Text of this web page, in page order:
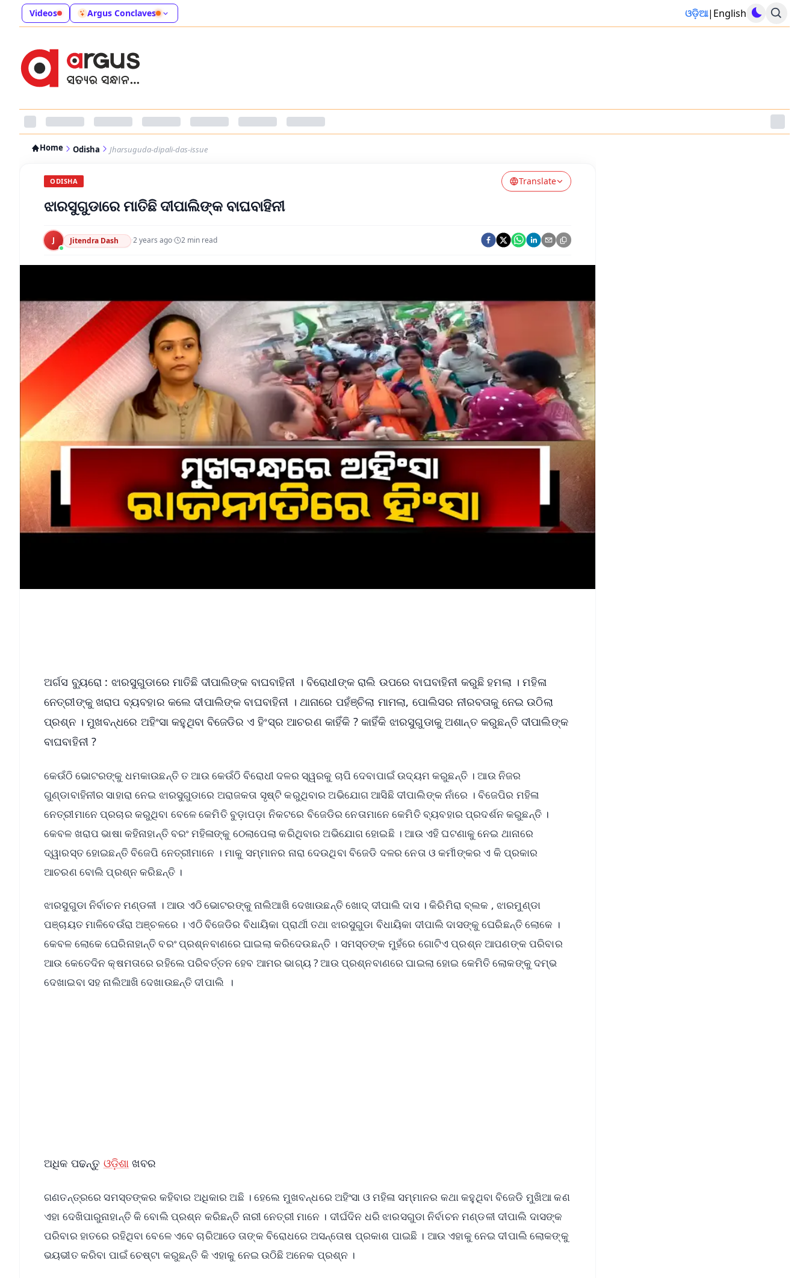
Videos Argus Conclaves ଓଡ଼ିଆ| English
Home Odisha Jharsuguda-dipali-das-issue
ODISHA Translate
ଝାରସୁଗୁଡାରେ ମାତିଛି ଦୀପାଲିଙ୍କ ବାଘବାହିନୀ
J Jitendra Dash ·2 years ago· 2 min read
ଅର୍ଗସ ବ୍ୟୁରୋ : ଝାରସୁଗୁଡାରେ ମାତିଛି ଦୀପାଲିଙ୍କ ବାଘବାହିନୀ । ବିରୋଧୀଙ୍କ ରାଲି ଉପରେ ବାଘବାହିନୀ କରୁଛି ହମଲା । ମହିଳା
ନେତ୍ରୀଙ୍କୁ ଖରାପ ବ୍ୟବହାର କଲେ ଦୀପାଲିଙ୍କ ବାଘବାହିନୀ । ଥାନାରେ ପହଁଞ୍ଚିଲା ମାମଲା, ପୋଲିସର ନୀରବତାକୁ ନେଇ ଉଠିଲା
ପ୍ରଶ୍ନ । ମୁଖବନ୍ଧରେ ଅହିଂସା କହୁଥିବା ବିଜେଡିର ଏ ହିଂସ୍ର ଆଚରଣ କାହିଁକି ? କାହିଁକି ଝାରସୁଗୁଡାକୁ ଅଶାନ୍ତ କରୁଛନ୍ତି ଦୀପାଲିଙ୍କ
ବାଘବାହିନୀ ?
କେଉଁଠି ଭୋଟରଙ୍କୁ ଧମକାଉଛନ୍ତି ତ ଆଉ କେଉଁଠି ବିରୋଧୀ ଦଳର ସ୍ୱରକୁ ଚାପି ଦେବାପାଇଁ ଉଦ୍ୟମ କରୁଛନ୍ତି । ଆଉ ନିଜର
ଗୁଣ୍ଡାବାହିନୀର ସାହାରା ନେଇ ଝାରସୁଗୁଡାରେ ଅରାଜକତା ସୃଷ୍ଟି କରୁଥିବାର ଅଭିଯୋଗ ଆସିଛି ଦୀପାଲିଙ୍କ ନାଁରେ । ବିଜେପିର ମହିଳା
ନେତ୍ରୀମାନେ ପ୍ରଚାର କରୁଥିବା ବେଳେ କେମିତି ବୁଡ଼ାପଡ଼ା ନିକଟରେ ବିଜେଡିର ନେତାମାନେ କେମିତି ବ୍ୟବହାର ପ୍ରଦର୍ଶନ କରୁଛନ୍ତି ।
କେବଳ ଖରାପ ଭାଷା କହିନାହାନ୍ତି ବରଂ ମହିଳାଙ୍କୁ ଠେଲାପେଲା କରିଥିବାର ଅଭିଯୋଗ ହୋଇଛି । ଆଉ ଏହି ଘଟଣାକୁ ନେଇ ଥାନାରେ
ଦ୍ୱାରସ୍ତ ହୋଇଛନ୍ତି ବିଜେପି ନେତ୍ରୀମାନେ । ମାକୁ ସମ୍ମାନର ନାରା ଦେଉଥିବା ବିଜେଡି ଦଳର ନେତା ଓ କର୍ମୀଙ୍କର ଏ କି ପ୍ରକାର
ଆଚରଣ ବୋଲି ପ୍ରଶ୍ନ କରିଛନ୍ତି ।
ଝାରସୁଗୁଡା ନିର୍ବାଚନ ମଣ୍ଡଳୀ । ଆଉ ଏଠି ଭୋଟରଙ୍କୁ ନାଲିଆଖି ଦେଖାଉଛନ୍ତି ଖୋଦ୍ ଦୀପାଲି ଦାସ । କିରିମିରା ବ୍ଲକ , ଝାରମୁଣ୍ଡା
ପଞ୍ଚାୟତ ମାଳିବେଉଁରା ଅଞ୍ଚଳରେ । ଏଠି ବିଜେଡିର ବିଧାୟିକା ପ୍ରାର୍ଥୀ ତଥା ଝାରସୁଗୁଡା ବିଧାୟିକା ଦୀପାଲି ଦାସଙ୍କୁ ଘେରିଛନ୍ତି ଲୋକେ ।
କେବଳ ଲୋକେ ଘେରିନାହାନ୍ତି ବରଂ ପ୍ରଶ୍ନବାଣରେ ଘାଇଲା କରିଦେଉଛନ୍ତି । ସମସ୍ତଙ୍କ ମୁହଁରେ ଗୋଟିଏ ପ୍ରଶ୍ନ ଆପଣଙ୍କ ପରିବାର
ଆଉ କେତେଦିନ କ୍ଷମତାରେ ରହିଲେ ପରିବର୍ତ୍ତନ ହେବ ଆମର ଭାଗ୍ୟ ? ଆଉ ପ୍ରଶ୍ନବାଣରେ ଘାଇଲା ହୋଇ କେମିତି ଲୋକଙ୍କୁ ଦମ୍ଭ
ଦେଖାଇବା ସହ ନାଲିଆଖି ଦେଖାଉଛନ୍ତି ଦୀପାଲି ।
ଅଧିକ ପଢନ୍ତୁ ଓଡ଼ିଶା ଖବର
ଗଣତନ୍ତ୍ରରେ ସମସ୍ତଙ୍କର କହିବାର ଅଧିକାର ଅଛି । ହେଲେ ମୁଖବନ୍ଧରେ ଅହିଂସା ଓ ମହିଳା ସମ୍ମାନର କଥା କହୁଥିବା ବିଜେଡି ମୁଖିଆ କଣ
ଏହା ଦେଖିପାରୁନାହାନ୍ତି କି ବୋଲି ପ୍ରଶ୍ନ କରିଛନ୍ତି ନାରୀ ନେତ୍ରୀ ମାନେ । ଦୀର୍ଘଦିନ ଧରି ଝାରସଗୁଡା ନିର୍ବାଚନ ମଣ୍ଡଳୀ ଦୀପାଲି ଦାସଙ୍କ
ପରିବାର ହାତରେ ରହିଥିବା ବେଳେ ଏବେ ଚାରିଆଡେ ତାଙ୍କ ବିରୋଧରେ ଅସନ୍ତୋଷ ପ୍ରକାଶ ପାଇଛି । ଆଉ ଏହାକୁ ନେଇ ଦୀପାଲି ଲୋକଙ୍କୁ
ଭୟଭୀତ କରିବା ପାଇଁ ଚେଷ୍ଟା କରୁଛନ୍ତି କି ଏହାକୁ ନେଇ ଉଠିଛି ଅନେକ ପ୍ରଶ୍ନ ।